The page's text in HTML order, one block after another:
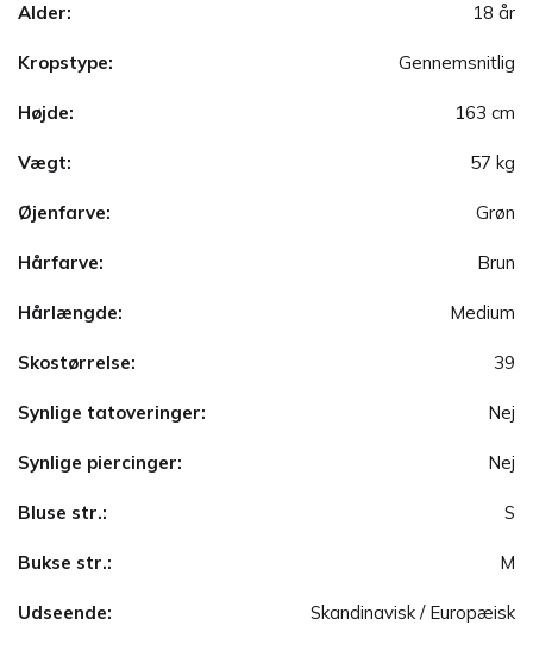
Alder: 18 år
Kropstype: Gennemsnitlig
Højde: 163 cm
Vægt: 57 kg
Øjenfarve: Grøn
Hårfarve: Brun
Hårlængde: Medium
Skostørrelse: 39
Synlige tatoveringer: Nej
Synlige piercinger: Nej
Bluse str.: S
Bukse str.: M
Udseende: Skandinavisk / Europæisk